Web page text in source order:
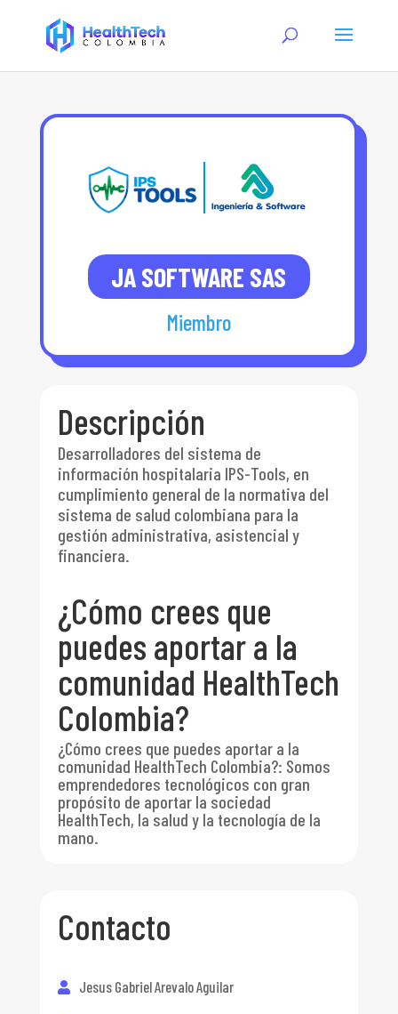
JA SOFTWARE SAS
Miembro
Descripción
Desarrolladores del sistema de
información hospitalaria IPS-Tools, en
cumplimiento general de la normativa del
sistema de salud colombiana para la
gestión administrativa, asistencial y
financiera.
¿Cómo crees que
puedes aportar a la
comunidad HealthTech
Colombia?
¿Cómo crees que puedes aportar a la
comunidad HealthTech Colombia?: Somos
emprendedores tecnológicos con gran
propósito de aportar la sociedad
HealthTech, la salud y la tecnología de la
mano.
Contacto
Jesus Gabriel Arevalo Aguilar